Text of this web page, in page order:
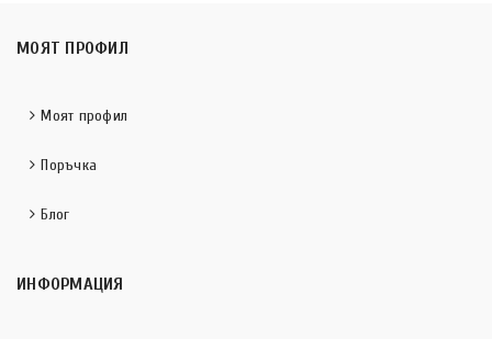
МОЯТ ПРОФИЛ
Моят профил
Поръчка
Блог
ИНФОРМАЦИЯ